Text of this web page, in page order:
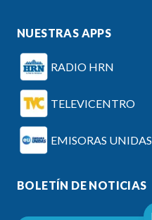
NUESTRAS APPS
RADIO HRN
TELEVICENTRO
EMISORAS UNIDAS
BOLETÍN DE NOTICIAS